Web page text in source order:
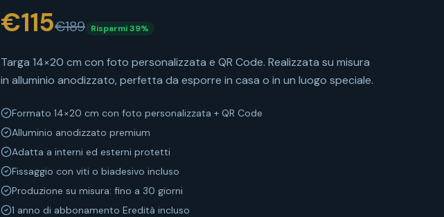
€115€189 Risparmi39%
Targa 14×20 cm con foto personalizzata e QR Code. Realizzata su misura
in alluminio anodizzato, perfetta da esporre in casa o in un luogo speciale.
Formato 14×20 cm con foto personalizzata + QR Code
Alluminio anodizzato premium
Adatta a interni ed esterni protetti
Fissaggio con viti o biadesivo incluso
Produzione su misura: fino a 30 giorni
1 anno di abbonamento Eredità incluso